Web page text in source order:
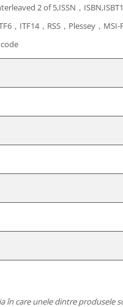
2 of 5,ISSN，
，ITF14，RSS，Plessey，
care unele dintre produsele